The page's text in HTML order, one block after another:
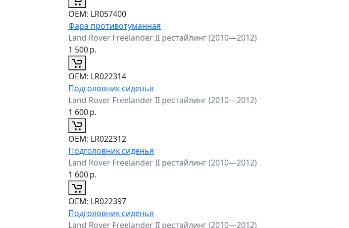
ОЕМ: LR057400
Фара противотуманная
Land Rover Freelander II рестайлинг (2010—2012)
1 500р.
ОЕМ: LR022314
Подголовник сиденья
Land Rover Freelander II рестайлинг (2010—2012)
1 600р.
ОЕМ: LR022312
Подголовник сиденья
Land Rover Freelander II рестайлинг (2010—2012)
1 600р.
ОЕМ: LR022397
Подголовник сиденья
Land Rover Freelander II рестайлинг (2010—2012)